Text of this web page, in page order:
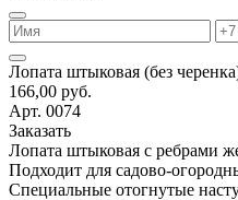
Лопата штыковая (без
166,00 руб.
Арт. 0074
Заказать
Лопата штыковая с ребрами
Подходит для садово-
Специальные отогнутые